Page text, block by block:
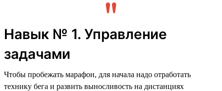
Навык № 1. Управление
задачами
Чтобы пробежать марафон, для начала надо отработать
технику бега и развить выносливость на дистанциях